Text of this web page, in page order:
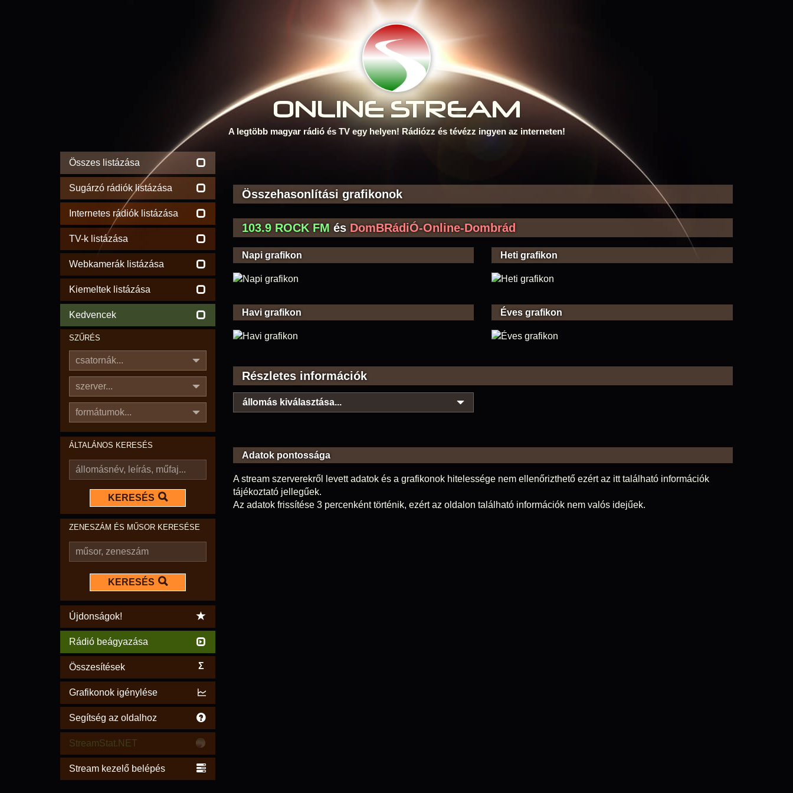
ONLINE STREAM
A legtöbb magyar rádió és TV egy helyen! Rádiózz és tévézz ingyen az interneten!
Összes listázása
Sugárzó rádiók listázása
Internetes rádiók listázása
TV-k listázása
Webkamerák listázása
Kiemeltek listázása
Kedvencek
SZŰRÉS
csatornák...
szerver...
formátumok...
ÁLTALÁNOS KERESÉS
KERESÉS
ZENESZÁM ÉS MŰSOR KERESÉSE
KERESÉS
Újdonságok!
Rádió beágyazása
Összesítések Σ
Grafikonok igénylése
Segítség az oldalhoz
StreamStat.NET
Stream kezelő belépés
Összehasonlítási grafikonok
103.9 ROCK FM és DomBRádiÓ-Online-Dombrád
Napi grafikon
Havi grafikon
Heti grafikon
Éves grafikon
Részletes információk
állomás kiválasztása...
Adatok pontossága
A stream szerverekről levett adatok és a grafikonok hitelessége nem ellenőrizthető ezért az itt található információk
tájékoztató jellegűek.
Az adatok frissítése 3 percenként történik, ezért az oldalon található információk nem valós idejűek.